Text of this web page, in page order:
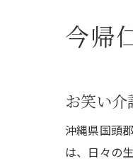
今帰
お笑い
沖縄県国頭
は、日々の